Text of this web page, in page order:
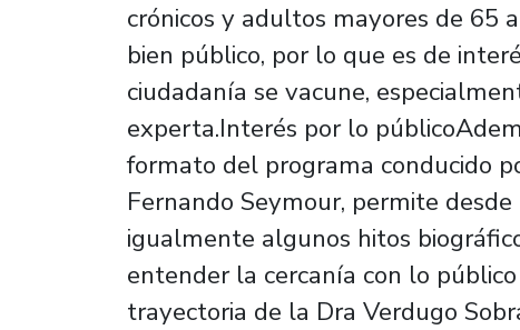
crónicos y adultos mayores de 65
bien público, por lo que es de
ciudadanía se vacune,
experta.Interés por lo
formato del programa conducido
Fernando Seymour, permite
igualmente algunos hitos
entender la cercanía con lo
trayectoria de la Dra Verdugo